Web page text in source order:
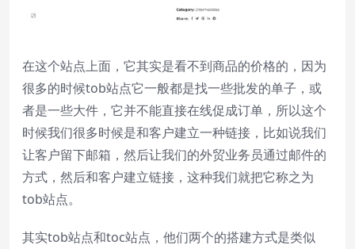
descriptions off, selected
Subtitles
subtitles settings, opens subtitles
settings dialog
subtitles off, selected
Audio Track
This is a modal window.
在这个站点上面，它其实是看不到商品的价格的，因为
很多的时候tob站点它一般都是找一些批发的单子，或
者是一些大件，它并不能直接在线促成订单，所以这个
时候我们很多时候是和客户建立一种链接，比如说我们
让客户留下邮箱，然后让我们的外贸业务员通过邮件的
方式，然后和客户建立链接，这种我们就把它称之为
tob站点。
其实tob站点和toc站点，他们两个的搭建方式是类似